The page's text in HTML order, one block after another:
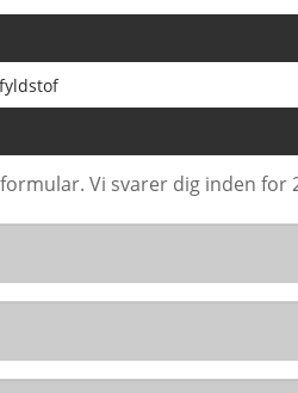
Vi svarer dig inden for